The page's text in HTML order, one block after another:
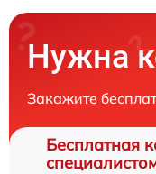
Нужна
Закажите
Бесплатная